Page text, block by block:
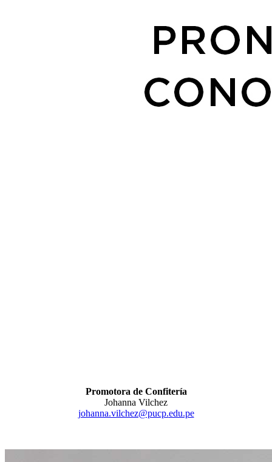
Promotora de Confitería
Johanna Vilchez
johanna.vilchez@pucp.edu.pe